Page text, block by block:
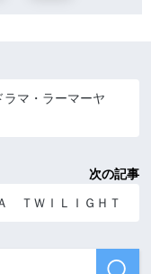
マ・ラーマーヤ
次の記事
ＴＷＩＬＩＧＨＴ